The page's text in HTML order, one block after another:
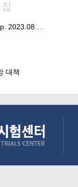
2023.08.…
대책